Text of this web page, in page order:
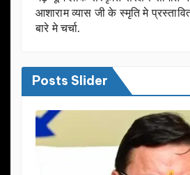
आशाराम व्यास जी के स्मृति मे
बारे मे चर्चा.
Posts Slider